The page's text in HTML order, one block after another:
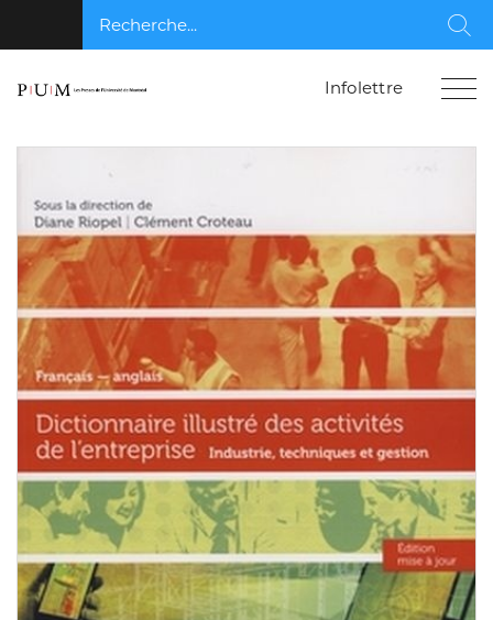
Recherche...
Infolettre